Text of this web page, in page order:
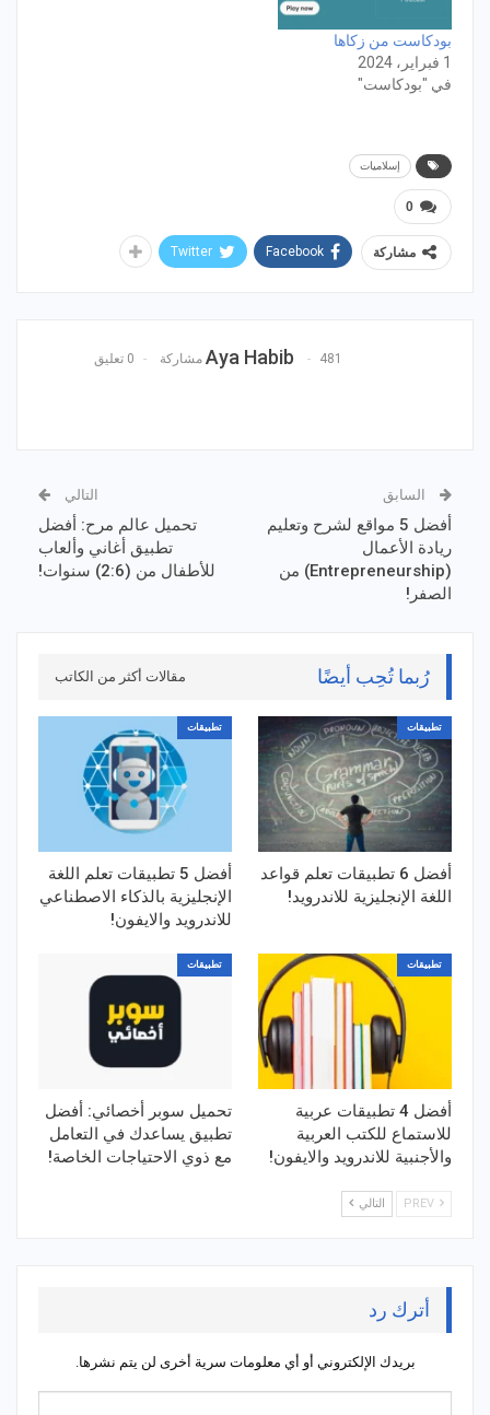
بودكاست من زكاها
1 فبراير، 2024
في "بودكاست"
إسلاميات
0
مشاركة Facebook
Twitter
Aya Habib 481 مشاركة 0 تعليق
السابق
أفضل 5 مواقع لشرح وتعليم
ريادة الأعمال
(Entrepreneurship) من
الصفر!
التالي
تحميل عالم مرح: أفضل
تطبيق أغاني وألعاب
للأطفال من (2:6) سنوات!
رُبما تُحِب أيضًا مقالات أكثر من الكاتب
تطبيقات
أفضل 6 تطبيقات تعلم قواعد
اللغة الإنجليزية للاندرويد!
تطبيقات
أفضل 5 تطبيقات تعلم اللغة
الإنجليزية بالذكاء الاصطناعي
للاندرويد والايفون!
تطبيقات
أفضل 4 تطبيقات عربية
للاستماع للكتب العربية
والأجنبية للاندرويد والايفون!
تطبيقات
تحميل سوبر أخصائي: أفضل
تطبيق يساعدك في التعامل
مع ذوي الاحتياجات الخاصة!
التالي
أترك رد
بريدك الإلكتروني أو أي معلومات سرية أخرى لن يتم نشرها.